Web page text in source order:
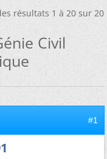
résultats 1 à 20 sur 20
Civil
#1